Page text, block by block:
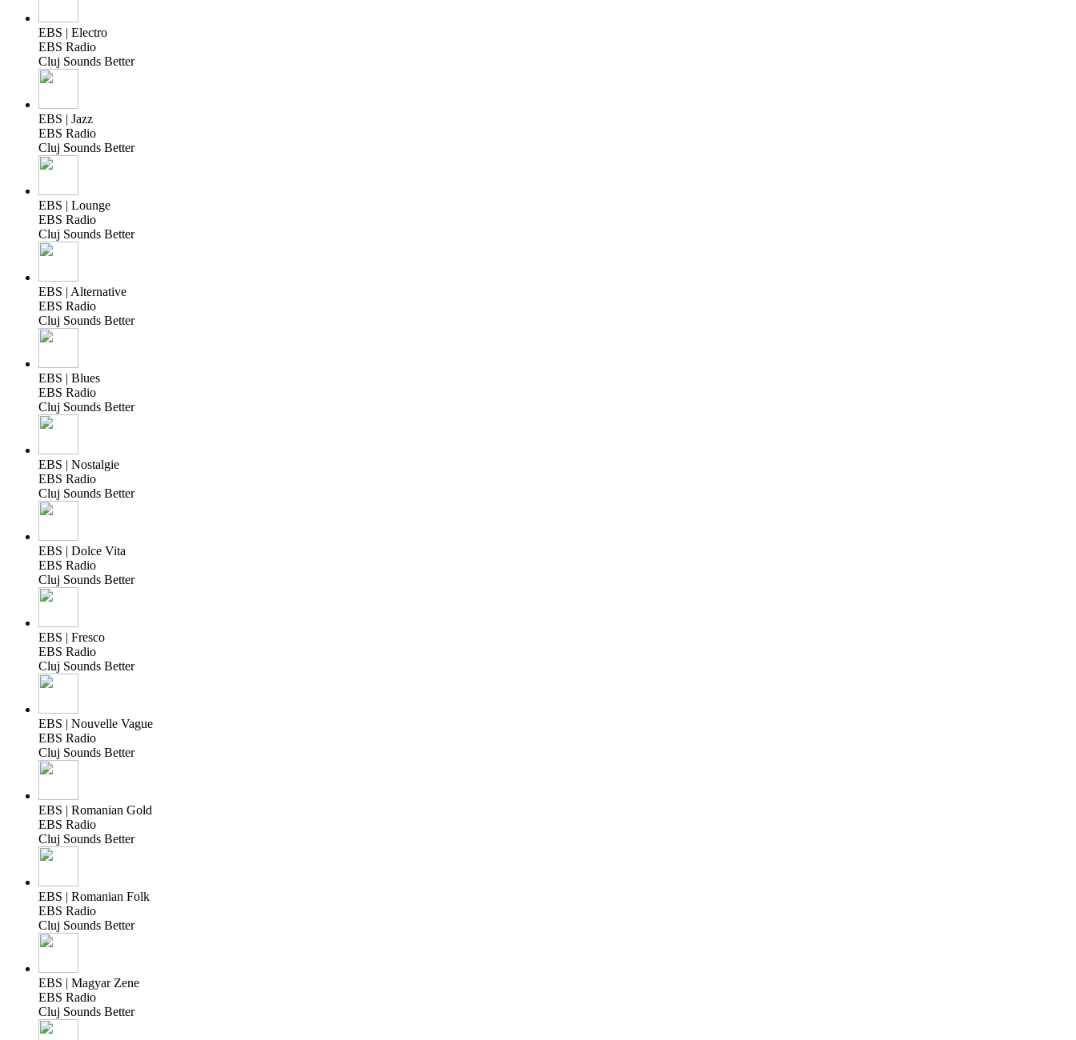
EBS | Electro
EBS Radio
Cluj Sounds Better
EBS | Jazz
EBS Radio
Cluj Sounds Better
EBS | Lounge
EBS Radio
Cluj Sounds Better
EBS | Alternative
EBS Radio
Cluj Sounds Better
EBS | Blues
EBS Radio
Cluj Sounds Better
EBS | Nostalgie
EBS Radio
Cluj Sounds Better
EBS | Dolce Vita
EBS Radio
Cluj Sounds Better
EBS | Fresco
EBS Radio
Cluj Sounds Better
EBS | Nouvelle Vague
EBS Radio
Cluj Sounds Better
EBS | Romanian Gold
EBS Radio
Cluj Sounds Better
EBS | Romanian Folk
EBS Radio
Cluj Sounds Better
EBS | Magyar Zene
EBS Radio
Cluj Sounds Better